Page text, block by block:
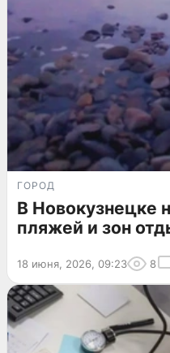
ГОРОД
В Новокузнецке
пляжей и зон
18 июня, 2026, 09:23 8